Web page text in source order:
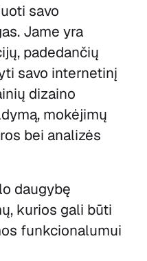
savo
Jame yra
padedančių
savo internetinį
dizaino
mokėjimų
bei analizės
daugybę
kurios gali būti
funkcionalumui